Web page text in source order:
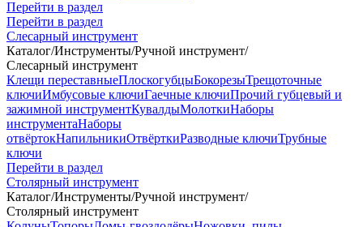
Перейти в раздел
Перейти в раздел
Слесарный инструмент
Каталог/Инструменты/Ручной инструмент/
Слесарный инструмент
Клещи переставныеПлоскогубцыБокорезыТрещоточные
ключиИмбусовые ключиГаечные ключиПрочий губцевый и
зажимной инструментКувалдыМолоткиНаборы
инструментаНаборы
отвёртокНапильникиОтвёрткиРазводные ключиТрубные
ключи
Перейти в раздел
Столярный инструмент
Каталог/Инструменты/Ручной инструмент/
Столярный инструмент